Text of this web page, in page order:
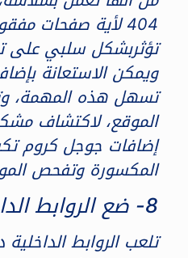
404 لأية صفحات
تؤثربشكل سلبي على
ويمكن الاستعانة
تسهل هذه المهمة،
الموقع، لاكتشاف
إضافات جوجل كروم
المكسورة وتفحص
8- ضع الروابط الداخلية المناسبة
تلعب الروابط